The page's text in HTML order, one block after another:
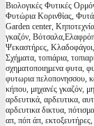
Βιολογικές Φυτικές
Φυτώρια Κορινθίας,
Garden center,
γκαζόν,
Ψεκαστήρες,
Σχήματα, τοπιάρια,
σχηματοποιημενα φυτα,
φυτωρια πελοπονησσου,
κήπου, μηχανές γκαζόν,
αρδευτικά, αρδευτικα,
αρδευτικα δικτυα,
απ, πόπ άπ, εκτοξευτήρες,